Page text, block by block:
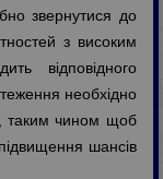
звернутися до
з високим
відповідного
необхідно
таким чином щоб
шансів